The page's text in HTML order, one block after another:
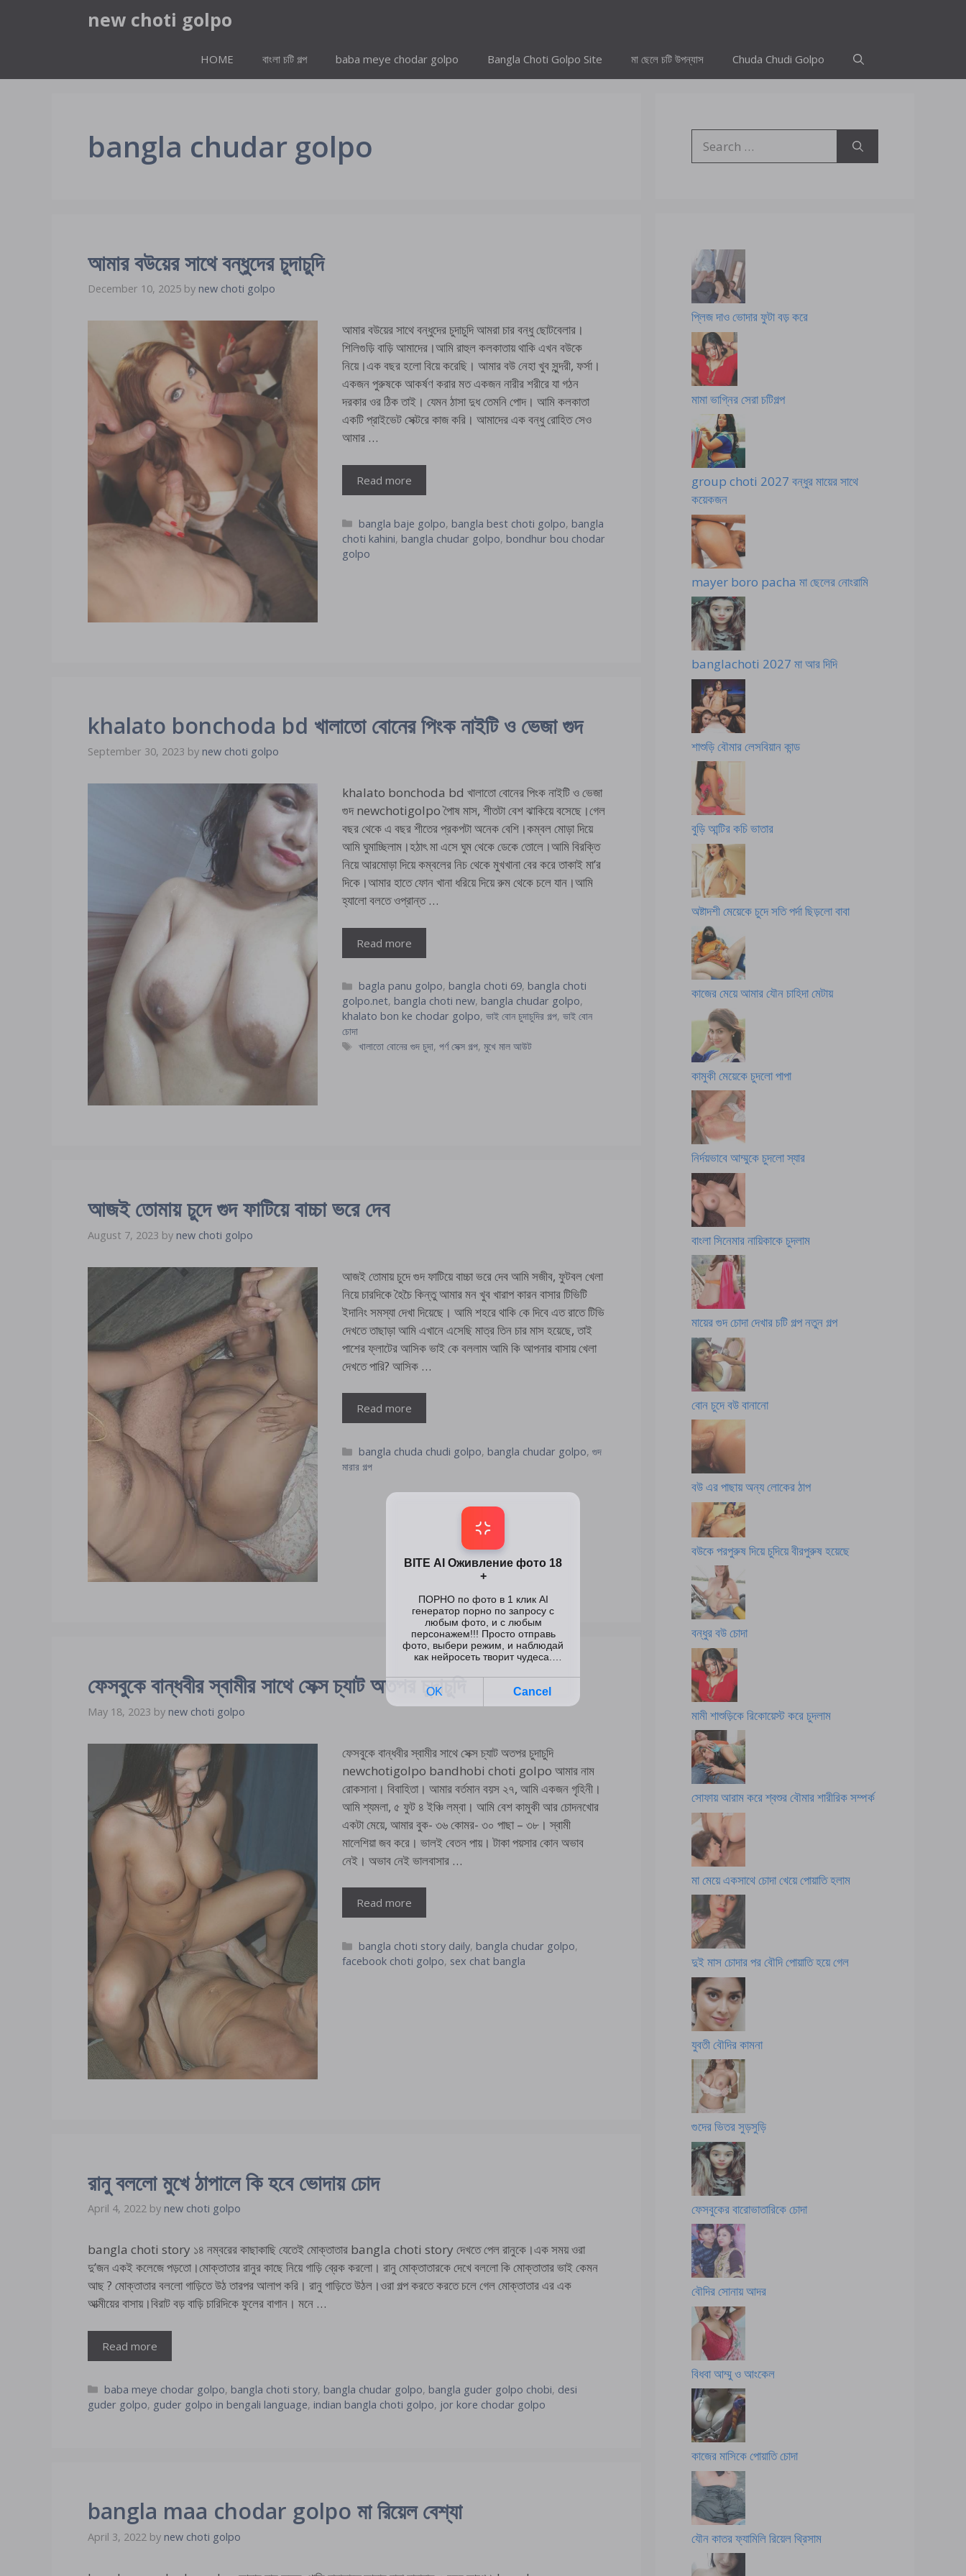
new choti golpo
HOME বাংলা চটি গল্প baba meye chodar golpo Bangla Choti Golpo Site মা ছেলে চটি উপন্যাস Chuda Chudi Golpo
bangla chudar golpo
আমার বউয়ের সাথে বন্ধুদের চুদাচুদি
December 10, 2025 by new choti golpo
আমার বউয়ের সাথে বন্ধুদের চুদাচুদি আমরা চার বন্ধু ছোটবেলার।
শিলিগুড়ি বাড়ি আমাদের।আমি রাহুল কলকাতায় থাকি এখন বউকে
নিয়ে।এক বছর হলো বিয়ে করেছি। আমার বউ নেহা খুব সুন্দরী, ফর্সা।
একজন পুরুষকে আকর্ষণ করার মত একজন নারীর শরীরে যা গঠন
দরকার ওর ঠিক তাই। যেমন ঠাসা দুধ তেমনি পোদ। আমি কলকাতা
একটি প্রাইভেট সেক্টরে কাজ করি। আমাদের এক বন্ধু রোহিত সেও
আমার …
Read more
Categories
bangla baje golpo, bangla best choti golpo, bangla
choti kahini, bangla chudar golpo, bondhur bou chodar
golpo
khalato bonchoda bd খালাতো বোনের পিংক নাইটি ও ভেজা গুদ
September 30, 2023 by new choti golpo
khalato bonchoda bd খালাতো বোনের পিংক নাইটি ও ভেজা
গুদ newchotigolpo পৈাষ মাস, শীতটা বেশ ঝাকিয়ে বসেছে।গেল
বছর থেকে এ বছর শীতের প্রকপটা অনেক বেশি।কম্বল মোড়া দিয়ে
আমি ঘুমাচ্ছিলাম।হঠাৎ মা এসে ঘুম থেকে ডেকে তোলে।আমি বিরক্তি
নিয়ে আরমোড়া দিয়ে কম্বলের নিচ থেকে মুখখানা বের করে তাকাই মা’র
দিকে।আমার হাতে ফোন খানা ধরিয়ে দিয়ে রুম থেকে চলে যান।আমি
হ্যালো বলতে ওপ্রান্ত …
Read more
Categories
bagla panu golpo, bangla choti 69, bangla choti
golpo.net, bangla choti new, bangla chudar golpo,
khalato bon ke chodar golpo, ভাই বোন চুদাচুদির গল্প, ভাই বোন
চোদা
Tags
খালাতো বোনের গুদ চুদা,পর্ণ সেক্স গল্প,মুখে মাল আউট
আজই তোমায় চুদে গুদ ফাটিয়ে বাচ্চা ভরে দেব
August 7, 2023 by new choti golpo
আজই তোমায় চুদে গুদ ফাটিয়ে বাচ্চা ভরে দেব আমি সজীব, ফুটবল খেলা
নিয়ে চারদিকে হৈচৈ কিন্তু আমার মন খুব খারাপ কারন বাসার টিভিটি
ইদানিং সমস্যা দেখা দিয়েছে। আমি শহরে থাকি কে দিবে এত রাতে টিভি
দেখতে তাছাড়া আমি এখানে এসেছি মাত্র তিন চার মাস হয়েছে, তাই
পাশের ফ্লাটের আসিক ভাই কে বললাম আমি কি আপনার বাসায় খেলা
দেখতে পারি? আসিক …
Read more
Categories
bangla chuda chudi golpo, bangla chudar golpo,গুদ
মারার গল্প
ফেসবুকে বান্ধবীর স্বামীর সাথে সেক্স চ্যাট অতপর চুদাচুদি
May 18, 2023 by new choti golpo
ফেসবুকে বান্ধবীর স্বামীর সাথে সেক্স চ্যাট অতপর চুদাচুদি
newchotigolpo bandhobi choti golpo আমার নাম
রোকসানা। বিবাহিতা। আমার বর্তমান বয়স ২৭, আমি একজন গৃহিনী।
আমি শ্যমলা, ৫ ফুট ৪ ইঞ্চি লম্বা। আমি বেশ কামুকী আর চোদনখোর
একটা মেয়ে, আমার বুক- ৩৬ কোমর- ৩০ পাছা – ৩৮। স্বামী
মালেশিয়া জব করে। ভালই বেতন পায়। টাকা পয়সার কোন অভাব
নেই। অভাব নেই ভালবাসার …
Read more
Categories
bangla choti story daily, bangla chudar golpo,
facebook choti golpo, sex chat bangla
রানু বললো মুখে ঠাপালে কি হবে ভোদায় চোদ
April 4, 2022 by new choti golpo
bangla choti story ১৪ নম্বরের কাছাকাছি যেতেই মোক্তাতার bangla choti story দেখতে পেল রানুকে।এক সময় ওরা
দু’জন একই কলেজে পড়তো।মোক্তাতার রানুর কাছে নিয়ে গাড়ি ব্রেক করলো। রানু মোক্তাতারকে দেখে বললো কি মোক্তাতার ভাই কেমন
আছ ? মোক্তাতার বললো গাড়িতে উঠ তারপর আলাপ করি। রানু গাড়িতে উঠল।ওরা গল্প করতে করতে চলে গেল মোক্তাতার এর এক
আত্মীয়ের বাসায়।বিরাট বড় বাড়ি চারিদিকে ফুলের বাগান। মনে …
Read more
Categories
baba meye chodar golpo, bangla choti story, bangla chudar golpo, bangla guder golpo chobi, desi
guder golpo, guder golpo in bengali language, indian bangla choti golpo, jor kore chodar golpo
bangla maa chodar golpo মা রিয়েল বেশ্যা
April 3, 2022 by new choti golpo
for:
প্লিজ দাও ভোদার ফুটা বড় করে
মামা ভাগ্নির সেরা চটিগল্প
group choti 2027 বন্ধুর মায়ের সাথে
কয়েকজন
mayer boro pacha মা ছেলের নোংরামি
banglachoti 2027 মা আর দিদি
শাশুড়ি বৌমার লেসবিয়ান কান্ড
বুড়ি আন্টির কচি ভাতার
অষ্টাদশী মেয়েকে চুদে সতি পর্দা ছিড়লো বাবা
কাজের মেয়ে আমার যৌন চাহিদা মেটায়
কামুকী মেয়েকে চুদলো পাপা
নির্দয়ভাবে আম্মুকে চুদলো স্যার
বাংলা সিনেমার নায়িকাকে চুদলাম
মায়ের গুদ চোদা দেখার চটি গল্প নতুন গল্প
বোন চুদে বউ বানানো
বউ এর পাছায় অন্য লোকের ঠাপ
বউকে পরপুরুষ দিয়ে চুদিয়ে বীরপুরুষ হয়েছে
বন্ধুর বউ চোদা
মামী শাশুড়িকে রিকোয়েস্ট করে চুদলাম
সোফায় আরাম করে শ্বশুর বৌমার শারীরিক সম্পর্ক
মা মেয়ে একসাথে চোদা খেয়ে পোয়াতি হলাম
দুই মাস চোদার পর বৌদি পোয়াতি হয়ে গেল
যুবতী বৌদির কামনা
গুদের ভিতর সুড়সুড়ি
ফেসবুকের বারোভাতারিকে চোদা
বৌদির সোনায় আদর
বিধবা আম্মু ও আংকেল
কাজের মাসিকে পোয়াতি চোদা
যৌন কাতর ফ্যামিলি রিয়েল থ্রিসাম